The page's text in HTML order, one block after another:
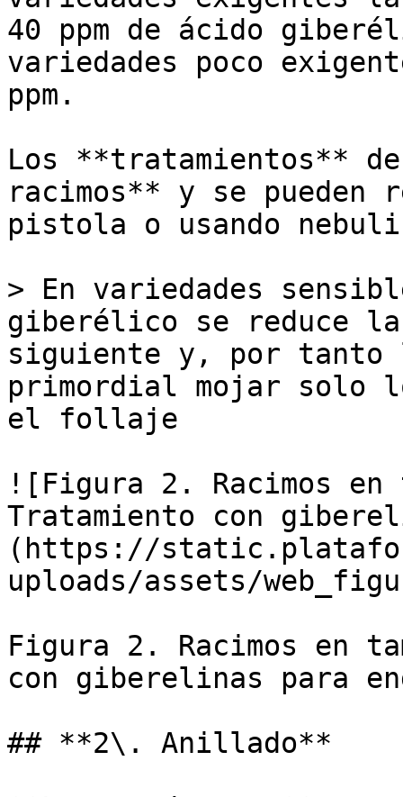
40 ppm de ácido
variedades poco
ppm.
Los **tratamientos**
racimos** y se pueden
pistola o usando
> En variedades
giberélico se reduce
siguiente y, por tanto
primordial mojar solo
el follaje
![Figura 2. Racimos en
Tratamiento con
(https://
uploads/assets/
Figura 2. Racimos en
con giberelinas para
## **2\. Anillado**